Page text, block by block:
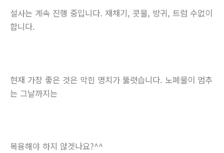
설사는 계속 진행 중입니다. 재채기, 콧물, 방귀, 트럼 수없이
합니다.
현재 가장 좋은 것은 막힌 명치가 뚫렷습니다. 노폐물이 멈추
는 그날까지는
복용해야 하지 않겟나요?^^